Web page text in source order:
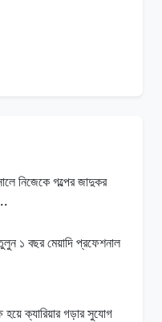
নিজেকে গল্পের জাদুকর
১ বছর মেয়াদি প্রফেশনাল
ক্যারিয়ার গড়ার সুযোগ